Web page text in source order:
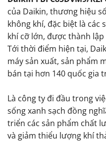
của Daikin, thương hiệu
không khí, đặc biệt là các
khí cỡ lớn, được thành
Tới thời điểm hiện tại,
máy sản xuất, sản phẩm
bán tại hơn 140 quốc gia
Là công ty đi đầu trong
sống xanh sạch đồng
triển các sản phẩm chất
và giảm thiểu lượng khí